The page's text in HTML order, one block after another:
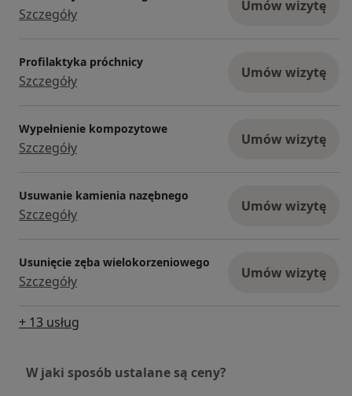
Szczegóły Umów wizytę
Profilaktyka próchnicy
Szczegóły Umów wizytę
Wypełnienie kompozytowe
Szczegóły Umów wizytę
Usuwanie kamienia nazębnego
Szczegóły Umów wizytę
Usunięcie zęba wielokorzeniowego
Szczegóły Umów wizytę
+ 13 usług
W jaki sposób ustalane są ceny?